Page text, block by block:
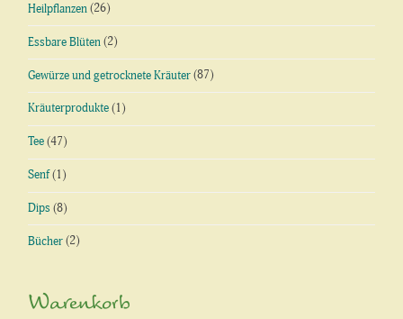
Heilpflanzen (26)
Essbare Blüten (2)
Gewürze und getrocknete Kräuter (87)
Kräuterprodukte (1)
Tee (47)
Senf(1)
Dips (8)
Bücher (2)
Warenkorb